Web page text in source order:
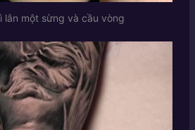
lân một sừng và cầu vòng